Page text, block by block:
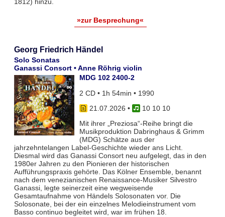
1812) hinzu.
»zur Besprechung«
Georg Friedrich Händel
Solo Sonatas
Ganassi Consort • Anne Röhrig violin
MDG 102 2400-2
2 CD • 1h 54min • 1990
21.07.2026 •
10 10 10
Mit ihrer „Preziosa“-Reihe bringt die
Musikproduktion Dabringhaus & Grimm
(MDG) Schätze aus der
jahrzehntelangen Label-Geschichte wieder ans Licht.
Diesmal wird das Ganassi Consort neu aufgelegt, das in den
1980er Jahren zu den Pionieren der historischen
Aufführungspraxis gehörte. Das Kölner Ensemble, benannt
nach dem venezianischen Renaissance-Musiker Silvestro
Ganassi, legte seinerzeit eine wegweisende
Gesamtaufnahme von Händels Solosonaten vor. Die
Solosonate, bei der ein einzelnes Melodieinstrument vom
Basso continuo begleitet wird, war im frühen 18.